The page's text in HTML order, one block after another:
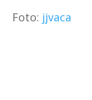
Foto: jjvaca